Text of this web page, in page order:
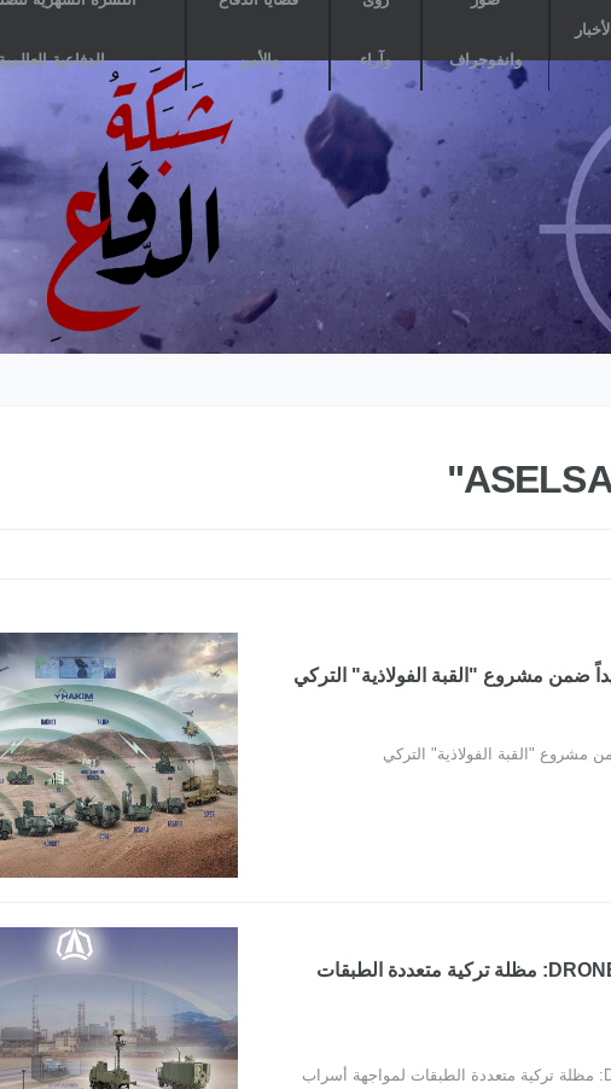
الأخبار
وانفوجراف وآراء والأمن الدفاعية
ASELSAN تكشف DRONEDEF: مظلة تركية متعددة الطبقات
ASELSAN تكشف DRONEDEF: مظلة تركية متعددة الطبقات لمواجهة أسراب